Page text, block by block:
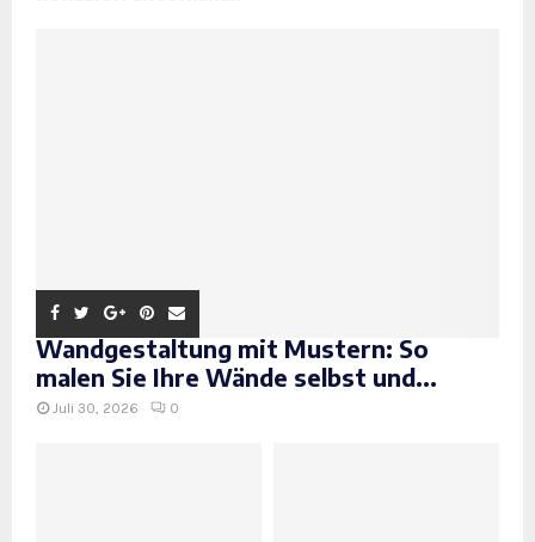
Wandgestaltung mit Mustern: So
malen Sie Ihre Wände selbst und...
Juli 30, 2026 0